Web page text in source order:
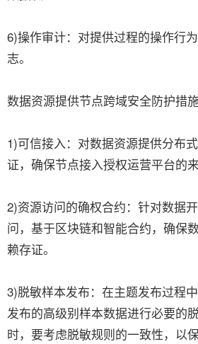
6)操作审计：对提供过程的操作行
志。
数据资源提供节点跨域安全防护措施
1)可信接入：对数据资源提供分布
证，确保节点接入授权运营平台的来
2)资源访问的确权合约：针对数据
问，基于区块链和智能合约，确保
赖存证。
3)脱敏样本发布：在主题发布过程
发布的高级别样本数据进行必要的
时，要考虑脱敏规则的一致性，以